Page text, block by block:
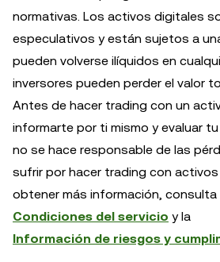
normativas. Los activos digitales
especulativos y están sujetos a
pueden volverse ilíquidos en
inversores pueden perder el valor
Antes de hacer trading con un
informarte por ti mismo y evaluar tu
no se hace responsable de las
sufrir por hacer trading con activos
obtener más información, consulta
Condiciones del servicio y la
Información de riesgos y